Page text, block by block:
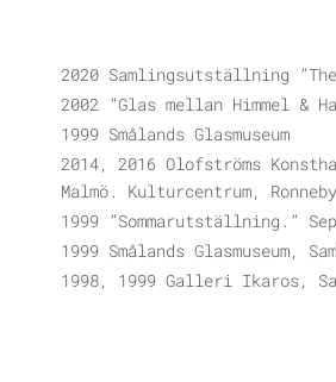
2020 Samlingsutställning
2002 ”Glas mellan Himmel &
1999 Smålands Glasmuseum
2014, 2016 Olofströms
Malmö. Kulturcentrum, Ronneby
1999 ”Sommarutställning.”
1999 Smålands Glasmuseum,
1998, 1999 Galleri Ikaros,